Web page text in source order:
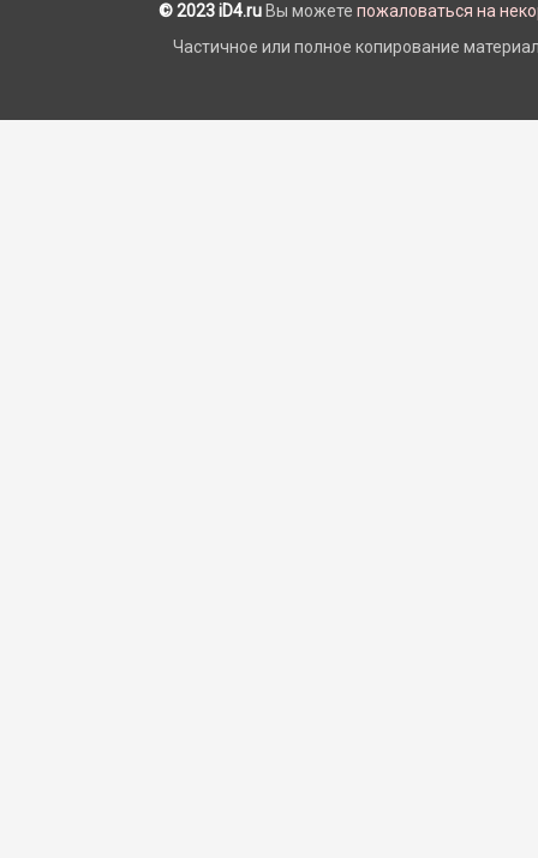
© 2023 iD4.ru Вы можете пожаловаться на
Частичное или полное копирование